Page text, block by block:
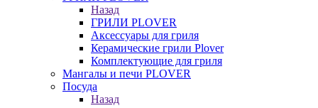
Назад
ГРИЛИ PLOVER
Аксессуары для гриля
Керамические грили Plover
Комплектующие для гриля
Мангалы и печи PLOVER
Посуда
Назад